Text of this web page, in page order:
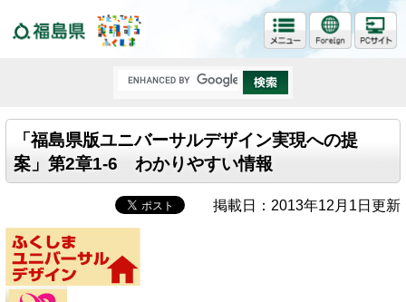
「福島県版ユニバーサルデザイン実現への提
案」第2章1-6 わかりやすい情報
掲載日：2013年12月1日更新